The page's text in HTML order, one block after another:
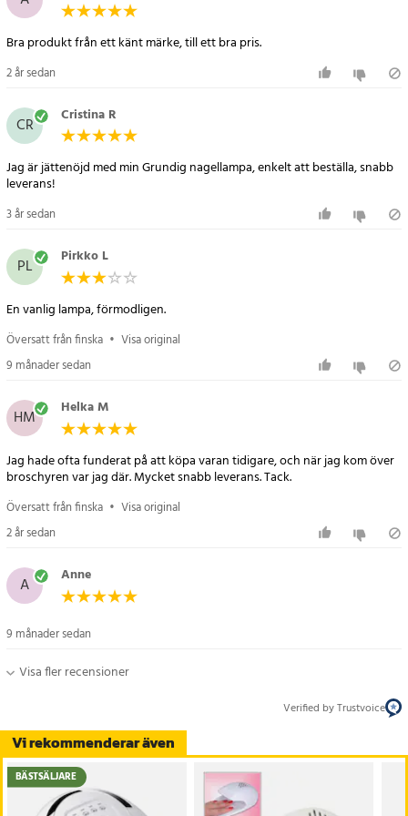
Vi rekommenderar även
BÄSTSÄLJARE
Bra produkt från ett känt märke, till ett bra pris.
2 år sedan
CR Cristina R
Jag är jättenöjd med min Grundig nagellampa, enkelt att beställa, snabb
leverans!
3 år sedan
PL Pirkko L
En vanlig lampa, förmodligen.
Översatt från finska • Visa original
9 månader sedan
HM Helka M
Jag hade ofta funderat på att köpa varan tidigare, och när jag kom över
broschyren var jag där. Mycket snabb leverans. Tack.
Översatt från finska • Visa original
2 år sedan
A Anne
9 månader sedan
Visa fler recensioner
Verified by Trustvoice